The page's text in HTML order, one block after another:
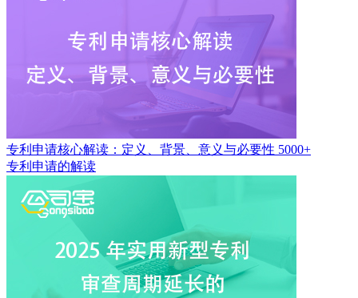
专利申请核心解读：定义、背景、意义与必要性 5000+
专利申请的解读